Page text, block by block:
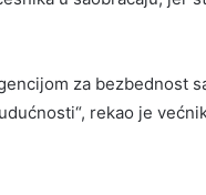
za bezbednost
rekao je